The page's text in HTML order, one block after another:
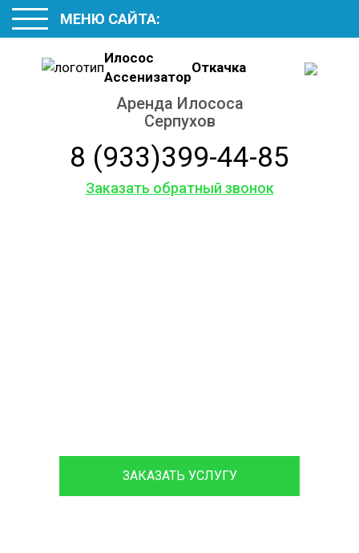
Илосос
Ассенизатор
Откачка
Аренда Илососа
Серпухов
8 (933)399-44-85
Заказать обратный звонок
МЕНЮ САЙТА:
ЗАКАЗАТЬ УСЛУГУ